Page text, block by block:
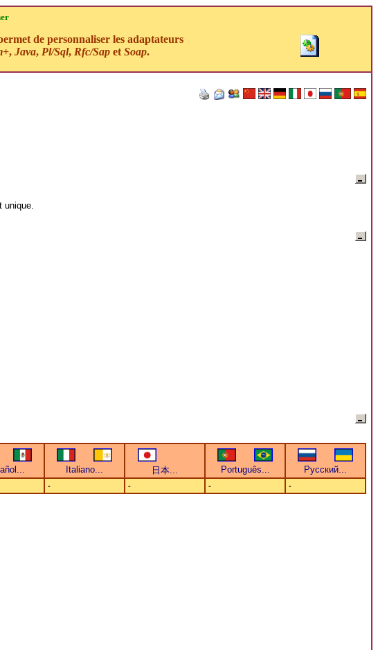
de personnaliser les adaptateurs
, Java, Pl/Sql, Rfc/Sap et Soap.
- - - -